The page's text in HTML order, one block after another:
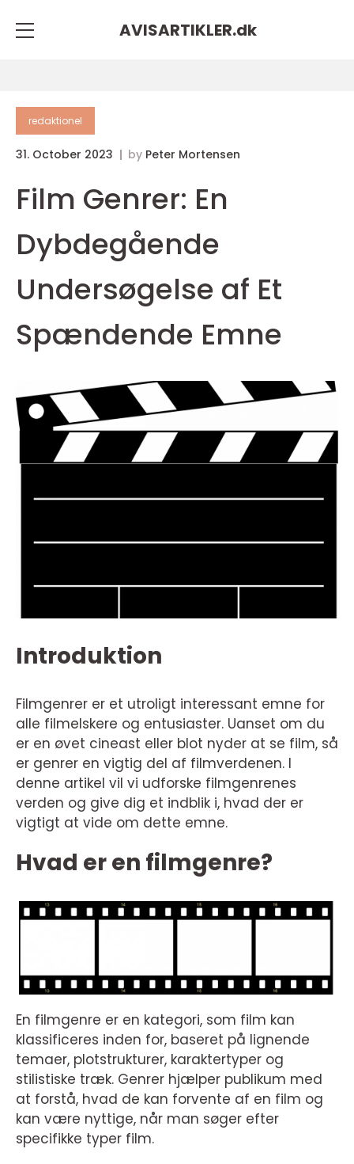
AVISARTIKLER.dk
redaktionel
31. October 2023 by Peter Mortensen
Film Genrer: En
Dybdegående
Undersøgelse af Et
Spændende Emne
Introduktion
Filmgenrer er et utroligt interessant emne for
alle filmelskere og entusiaster. Uanset om du
er en øvet cineast eller blot nyder at se film, så
er genrer en vigtig del af filmverdenen. I
denne artikel vil vi udforske filmgenrenes
verden og give dig et indblik i, hvad der er
vigtigt at vide om dette emne.
Hvad er en filmgenre?
En filmgenre er en kategori, som film kan
klassificeres inden for, baseret på lignende
temaer, plotstrukturer, karaktertyper og
stilistiske træk. Genrer hjælper publikum med
at forstå, hvad de kan forvente af en film og
kan være nyttige, når man søger efter
specifikke typer film.